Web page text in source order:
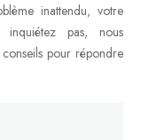
inattendu, votre
pas, nous
pour répondre